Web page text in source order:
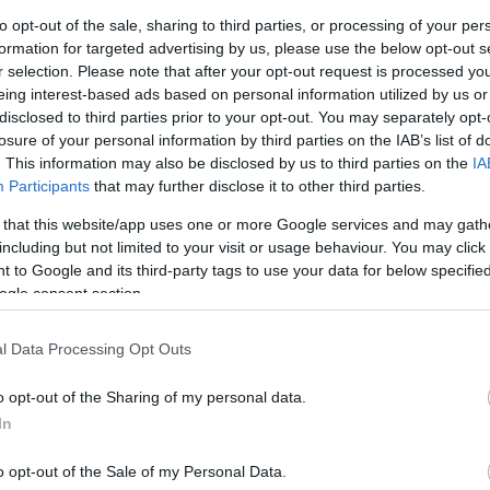
opt-out of the sale, sharing to third parties, or processing of your
for targeted advertising by us, please use the below opt-out
selection. Please note that after your opt-out request is processed
interest-based ads based on personal information utilized by us
to third parties prior to your opt-out. You may separately
of your personal information by third parties on the IAB’s list of
This information may also be disclosed by us to third parties on the
Participants that may further disclose it to other third parties.
that this website/app uses one or more Google services and may
but not limited to your visit or usage behaviour. You may
to Google and its third-party tags to use your data for below
consent section.
Data Processing Opt Outs
opt-out of the Sharing of my personal data.
opt-out of the Sale of my Personal Data.
van Asa Butterfield által életre keltett Jake. Ő az, aki
találja magát, majd azok keresésével tölti
íjász is, de azért csak sikerül megmentenie a díszes
jelenléte nem volt olyan markáns, mint a légkönnyű,
a gagyi paróka ellenére is sokkal vibrálóbb volt a
a későbbiekben, ígéretes tehetségnek tűnik, és
el a Ne engedj el gyermek Ruthját. Személy szerint a
akkor, mint a felnőtt énjét játszó Keira Knightley.
A